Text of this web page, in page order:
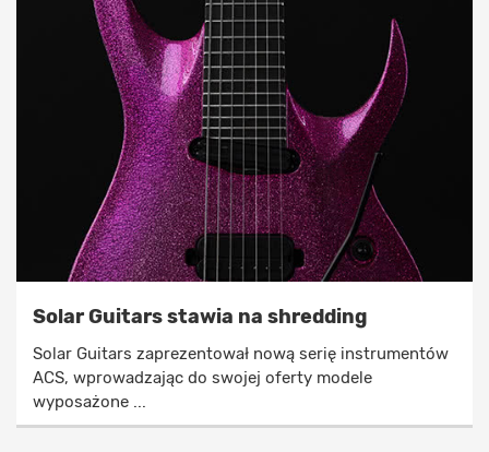
Solar Guitars stawia na shredding
Solar Guitars zaprezentował nową serię instrumentów
ACS, wprowadzając do swojej oferty modele
wyposażone ...